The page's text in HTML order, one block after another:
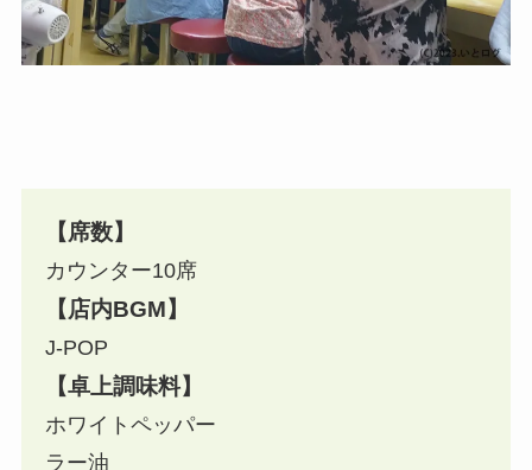
【席数】
カウンター10席
【店内BGM】
J-POP
【卓上調味料】
ホワイトペッパー
ラー油